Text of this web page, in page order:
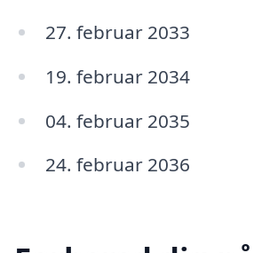
27. februar 2033
19. februar 2034
04. februar 2035
24. februar 2036